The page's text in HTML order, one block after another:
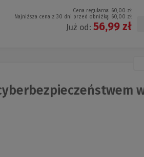
Cena regularna: 60,00 zł
Najniższa cena z 30 dni przed obniżką: 60,00 zł
Już od: 56,99 zł